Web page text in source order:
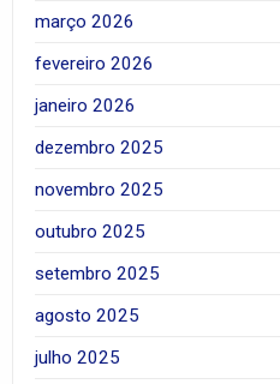
março 2026
fevereiro 2026
janeiro 2026
dezembro 2025
novembro 2025
outubro 2025
setembro 2025
agosto 2025
julho 2025